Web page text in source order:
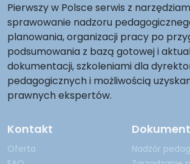
Pierwszy w Polsce serwis z
sprawowanie nadzoru
planowania, organizacji pracy po
podsumowania z bazą gotowej i
dokumentacji, szkoleniami dla
pedagogicznych i możliwością
prawnych ekspertów.
Kontakt
Oferta
Nadzór